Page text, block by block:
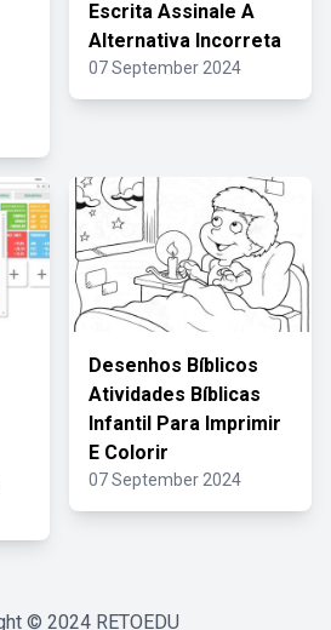
Escrita Assinale A
Alternativa Incorreta
07 September 2024
Desenhos Bíblicos
Atividades Bíblicas
Infantil Para Imprimir
E Colorir
07 September 2024
© 2024 RETOEDU